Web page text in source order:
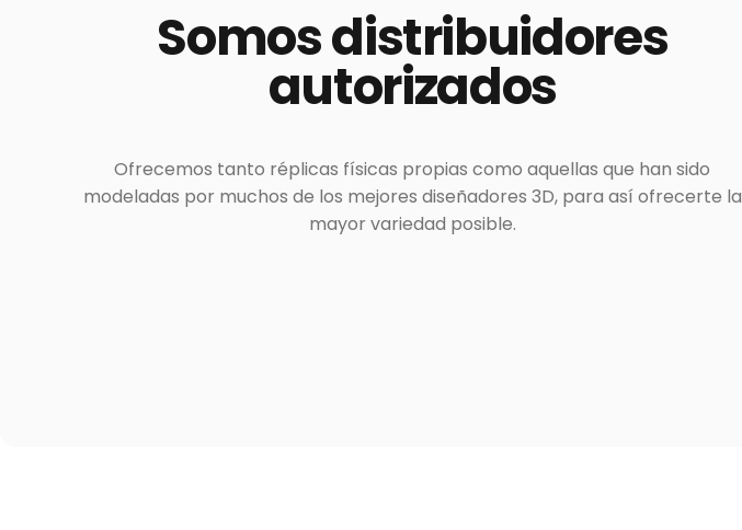
Somosdistribuidores
autorizados
Ofrecemos tanto réplicas físicas propias como aquellas que han sido
modeladas por muchos de los mejores diseñadores 3D, para así ofrecerte la
mayor variedad posible.